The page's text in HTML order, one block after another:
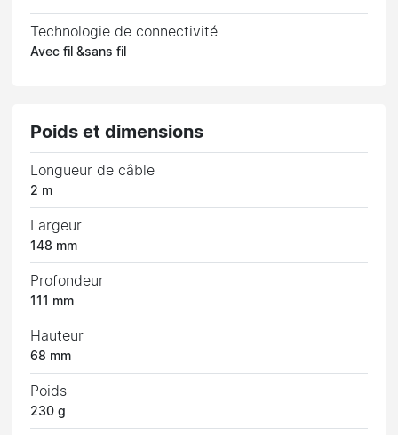
Technologie de connectivité
Avec fil &sans fil
Poids et dimensions
Longueur de câble
2 m
Largeur
148 mm
Profondeur
111 mm
Hauteur
68 mm
Poids
230 g